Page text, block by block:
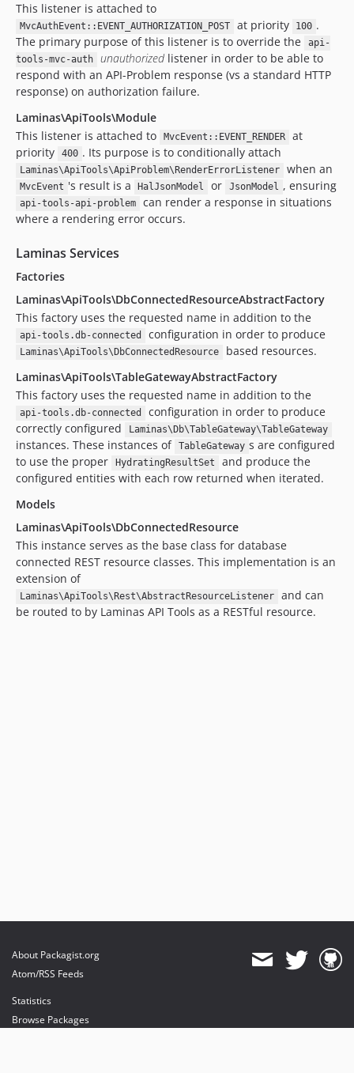
This listener is attached to
MvcAuthEvent::EVENT_AUTHORIZATION_POST at priority 100 .
The primary purpose of this listener is to override the
api-
tools-mvc-auth
unauthorizedlistener in order to be able to
respond with an API-Problem response (vs a standard HTTP
response) on authorization failure.
Laminas\ApiTools\Module
This listener is attached to
MvcEvent::EVENT_RENDER
at
priority
400 . Its purpose is to conditionally attach
Laminas\ApiTools\ApiProblem\RenderErrorListener when an
MvcEvent 's result is a HalJsonModel or JsonModel , ensuring
api-tools-api-problem
can render a response in situations
where a rendering error occurs.
Laminas Services
Factories
Laminas\ApiTools\DbConnectedResourceAbstractFactory
This factory uses the requested name in addition to the
api-tools.db-connected configuration in order to produce
Laminas\ApiTools\DbConnectedResource
based resources.
Laminas\ApiTools\TableGatewayAbstractFactory
This factory uses the requested name in addition to the
api-tools.db-connected
configuration in order to produce
correctly configured
Laminas\Db\TableGateway\TableGateway
instances. These instances of TableGateway s are configured
to use the proper
HydratingResultSet
and produce the
configured entities with each row returned when iterated.
Models
Laminas\ApiTools\DbConnectedResource
This instance serves as the base class for database
connected REST resource classes. This implementation is an
extension of
Laminas\ApiTools\Rest\AbstractResourceListener
and can
be routed to by Laminas API Tools as a RESTful resource.
About Packagist.org
Atom/RSS Feeds
Statistics
Browse Packages